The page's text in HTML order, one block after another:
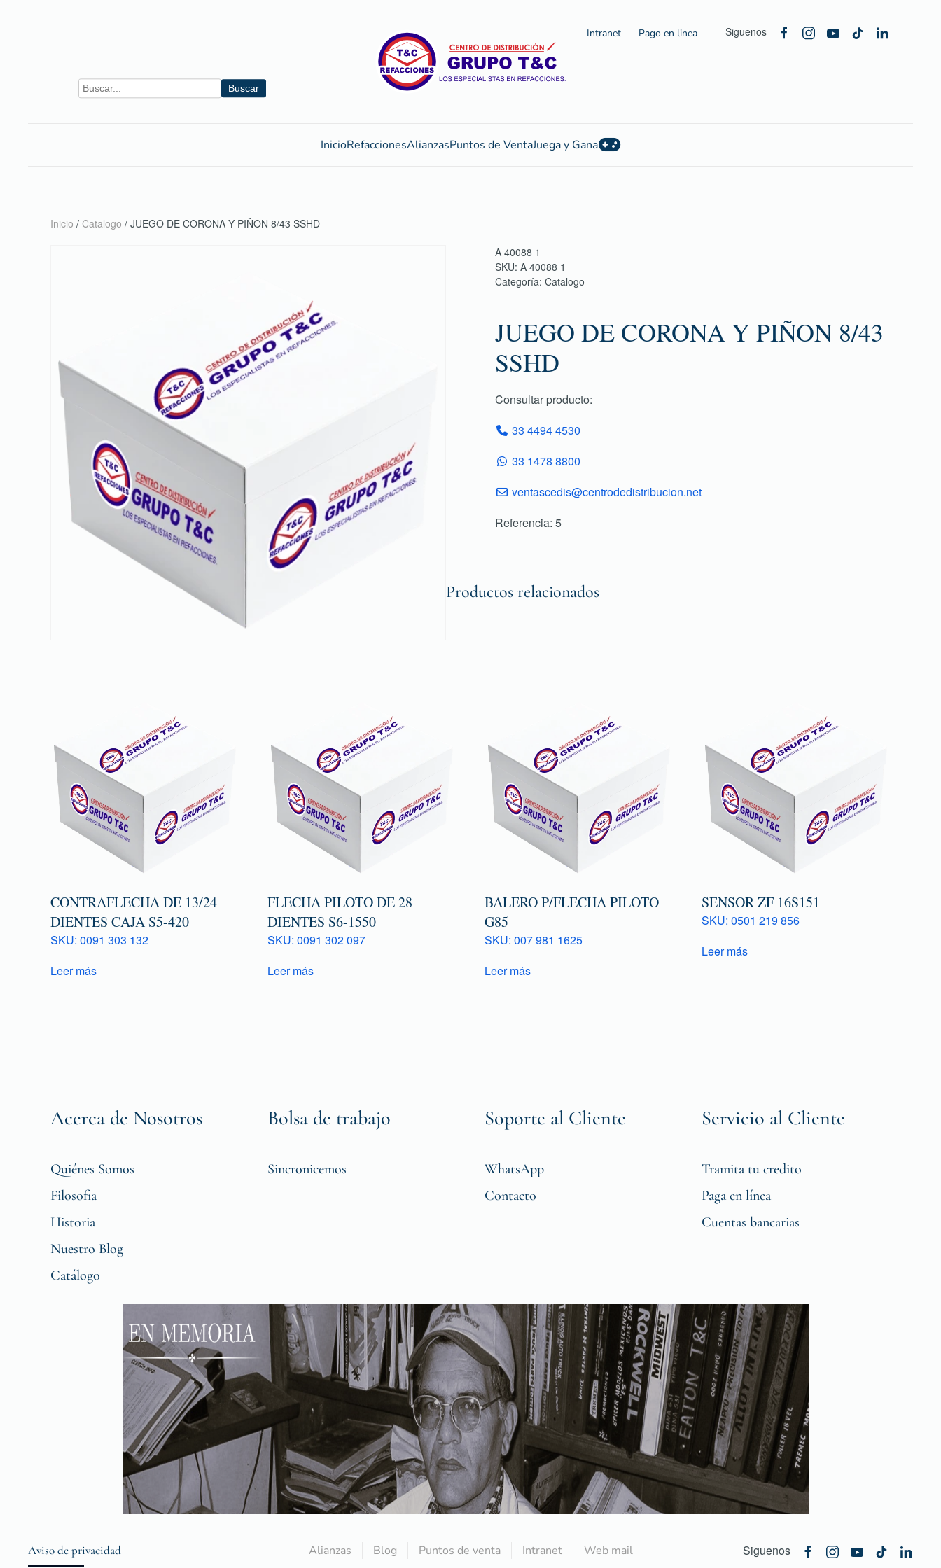
Buscar
Intranet Pago en linea Siguenos
InicioRefaccionesAlianzasPuntos de VentaJuega y Gana
Inicio / Catalogo / JUEGO DE CORONA Y PIÑON 8/43 SSHD
A 40088 1
SKU: A 40088 1
Categoría: Catalogo
JUEGO DE CORONA Y PIÑON 8/43
SSHD
Consultar producto:
33 4494 4530
33 1478 8800
ventascedis@centrodedistribucion.net
Referencia: 5
Productos relacionados
CONTRAFLECHA DE 13/24
DIENTES CAJA S5-420
SKU: 0091 303 132
Leer más
FLECHA PILOTO DE 28
DIENTES S6-1550
SKU: 0091 302 097
Leer más
BALERO P/FLECHA PILOTO
G85
SKU: 007 981 1625
Leer más
SENSOR ZF 16S151
SKU: 0501 219 856
Leer más
Acerca de Nosotros
Quiénes Somos
Filosofia
Historia
Nuestro Blog
Catálogo
Bolsa de trabajo
Sincronicemos
Soporte al Cliente
WhatsApp
Contacto
Servicio al Cliente
Tramita tu credito
Paga en línea
Cuentas bancarias
Aviso de privacidad Alianzas Blog Puntos de venta Intranet Web mail Siguenos